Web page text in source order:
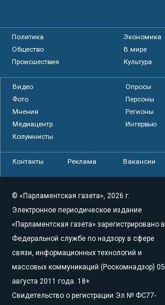
Политика
Экономика
Общество
В мире
Происшествия
Культура
Видео
Опросы
Фото
Персоны
Мнения
Регионы
Медиацентр
Интервью
Колумнисты
Контакты Реклама Вакансии
© «Парламентская газета», 2026 г.
Электронное периодическое издание
«Парламентская газета» зарегистрировано в
Федеральной службе по надзору в сфере
связи, информационных технологий и
массовых коммуникаций (Роскомнадзор) 05
августа 2011 года. 18+
Свидетельство о регистрации Эл № ФС77-